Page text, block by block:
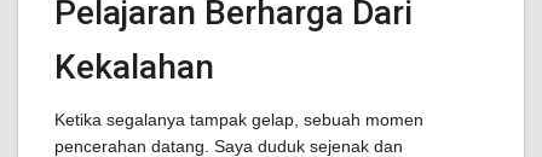
Pelajaran Berharga Dari
Kekalahan
Ketika segalanya tampak gelap, sebuah momen
pencerahan datang. Saya duduk sejenak dan